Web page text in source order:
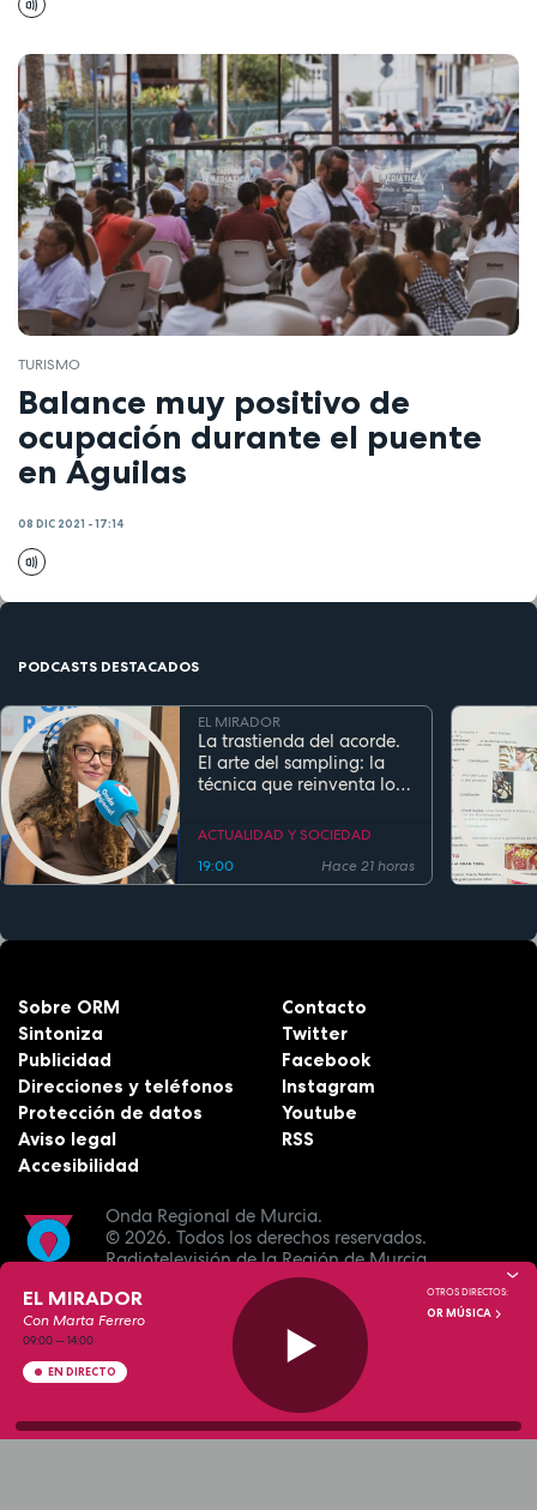
TURISMO
Balance muy positivo de
ocupación durante el puente
en Águilas
08 DIC 2021 - 17:14
PODCASTS DESTACADOS
EL MIRADOR
La trastienda del acorde.
El arte del sampling: la
técnica que reinventa los
actual
ACTUALIDAD Y SOCIEDAD
19:00
Hace 21 horas
Onda Regional de Murcia.
© 2026. Todos los derechos reservados.
Radiotelevisión de la Región de Murcia.
Sobre ORM
Sintoniza
Publicidad
Direcciones y teléfonos
Protección de datos
Aviso legal
Accesibilidad
Contacto
Twitter
Facebook
Instagram
Youtube
RSS
EL MIRADOR
Con Marta Ferrero
09:00—14:00
EN DIRECTO
OTROS DIRECTOS:
OR MÚSICA